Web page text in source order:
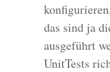
das sind ja
ausgeführt
UnitTests